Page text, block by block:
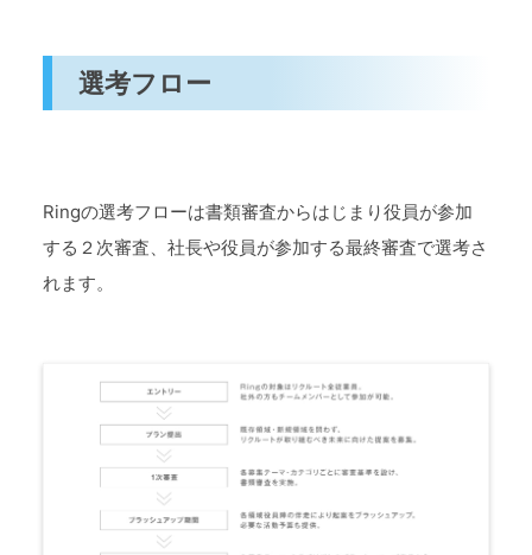
選考フロー
Ringの選考フローは書類審査からはじまり役員が参加
する２次審査、社長や役員が参加する最終審査で選考さ
れます。